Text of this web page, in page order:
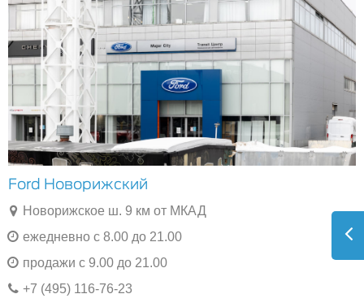
Ford Новорижский
Новорижское ш. 9 км от МКАД
ежедневно с 8.00 до 21.00
продажи с 9.00 до 21.00
+7 (495) 116-76-23